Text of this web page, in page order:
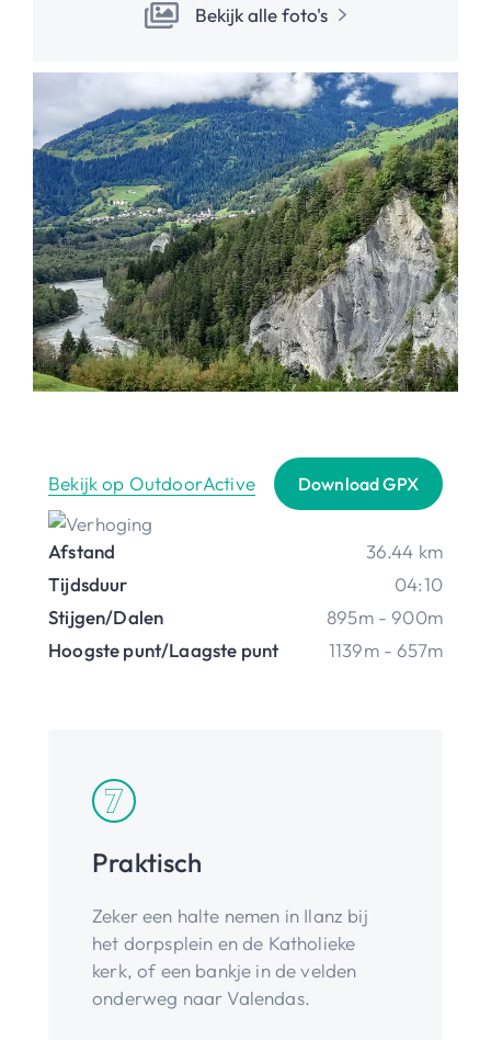
Bekijk alle foto's
Bekijk op OutdoorActive Download GPX
Afstand
36.44 km
Tijdsduur
04:10
Stijgen/Dalen
895m - 900m
Hoogste punt/Laagste punt
1139m - 657m
Praktisch
Zeker een halte nemen in Ilanz bij
het dorpsplein en de Katholieke
kerk, of een bankje in de velden
onderweg naar Valendas.